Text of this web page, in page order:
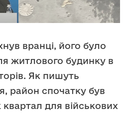
вранці, його було
житлового будинку в
Як пишуть
район спочатку був
для військових